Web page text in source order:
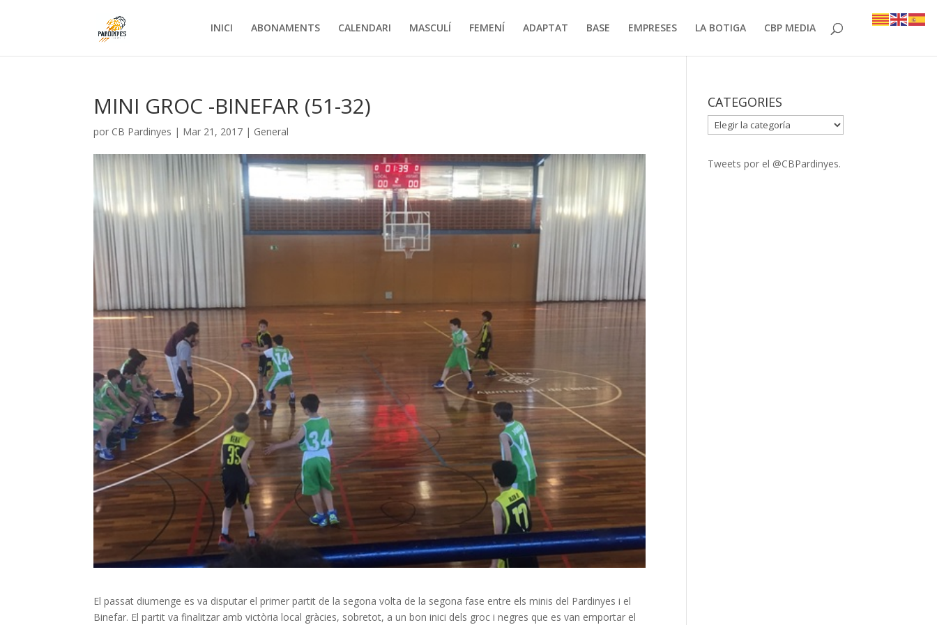
INICI ABONAMENTS CALENDARI MASCULÍ FEMENÍ ADAPTAT BASE EMPRESES LA BOTIGA CBP MEDIA
MINI GROC -BINEFAR (51-32)
por CB Pardinyes | Mar 21, 2017 | General
El passat diumenge es va disputar el primer partit de la segona volta de la segona fase entre els minis del Pardinyes i el
Binefar. El partit va finalitzar amb victòria local gràcies, sobretot, a un bon inici dels groc i negres que es van emportar el
CATEGORIES
CATEGORIES
Tweets por el @CBPardinyes.